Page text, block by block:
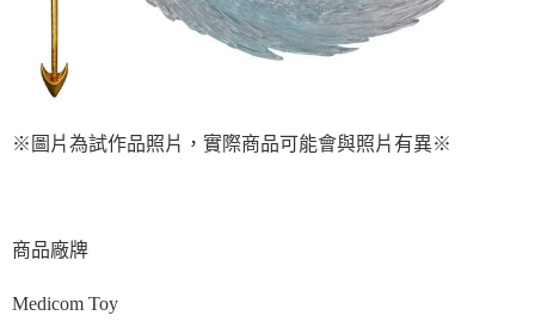
※圖片為試作品照片，實際商品可能會與照片有異※
商品廠牌
Medicom Toy